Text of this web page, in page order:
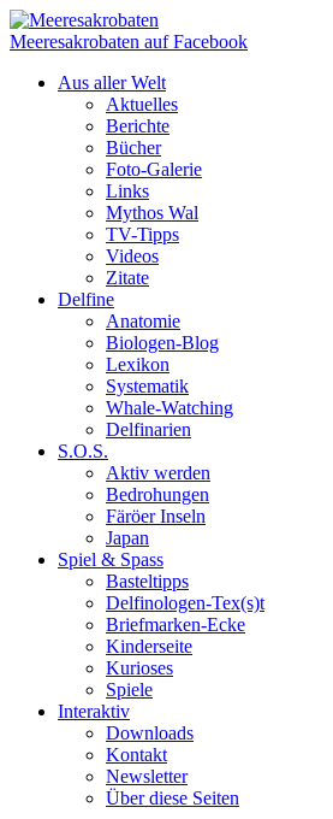
Meeresakrobaten auf Facebook
Aus aller Welt
Aktuelles
Berichte
Bücher
Foto-Galerie
Links
Mythos Wal
TV-Tipps
Videos
Zitate
Delfine
Anatomie
Biologen-Blog
Lexikon
Systematik
Whale-Watching
Delfinarien
S.O.S.
Aktiv werden
Bedrohungen
Färöer Inseln
Japan
Spiel & Spass
Basteltipps
Delfinologen-Tex(s)t
Briefmarken-Ecke
Kinderseite
Kurioses
Spiele
Interaktiv
Downloads
Kontakt
Newsletter
Über diese Seiten